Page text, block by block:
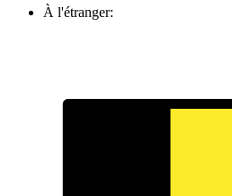
À l'étranger: